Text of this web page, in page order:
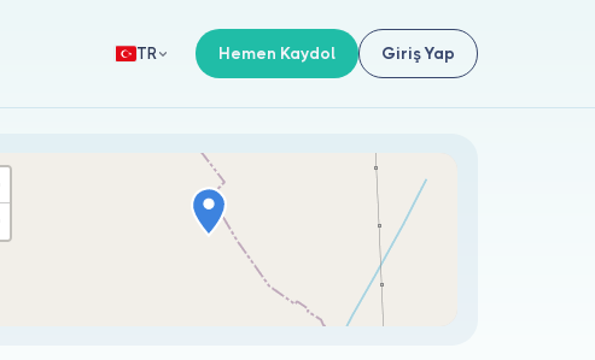
TR Hemen Kaydol Giriş Yap